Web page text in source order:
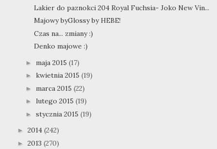
Lakier do paznokci 204 Royal Fuchsia- Joko New Vin...
Majowy byGlossy by HEBE!
Czas na... zmiany :)
Denko majowe :)
► maja 2015 (17)
► kwietnia 2015 (19)
► marca 2015 (22)
► lutego 2015 (19)
► stycznia 2015 (19)
► 2014 (242)
► 2013 (270)